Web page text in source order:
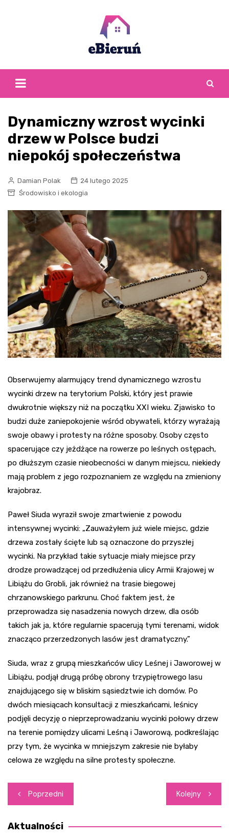
Dynamiczny wzrost wycinki
drzew w Polsce budzi
niepokój społeczeństwa
Damian Polak
24 lutego 2025
Środowisko i ekologia
Obserwujemy alarmujący trend dynamicznego wzrostu
wycinki drzew na terytorium Polski, który jest prawie
dwukrotnie większy niż na początku XXI wieku. Zjawisko to
budzi duże zaniepokojenie wśród obywateli, którzy wyrażają
swoje obawy i protesty na różne sposoby. Osoby często
spacerujące czy jeżdżące na rowerze po leśnych ostępach,
po dłuższym czasie nieobecności w danym miejscu, niekiedy
mają problem z jego rozpoznaniem ze względu na zmieniony
krajobraz.
Paweł Siuda wyraził swoje zmartwienie z powodu
intensywnej wycinki: „Zauważyłem już wiele miejsc, gdzie
drzewa zostały ścięte lub są oznaczone do przyszłej
wycinki. Na przykład takie sytuacje miały miejsce przy
drodze prowadzącej od przedłużenia ulicy Armii Krajowej w
Libiążu do Grobli, jak również na trasie biegowej
chrzanowskiego parkrunu. Choć faktem jest, że
przeprowadza się nasadzenia nowych drzew, dla osób
takich jak ja, które regularnie spacerują tymi terenami, widok
znacząco przerzedzonych lasów jest dramatyczny.”
Siuda, wraz z grupą mieszkańców ulicy Leśnej i Jaworowej w
Libiążu, podjął drugą próbę obrony trzypiętrowego lasu
znajdującego się w bliskim sąsiedztwie ich domów. Po
dwóch miesiącach konsultacji z mieszkańcami, leśnicy
podjęli decyzję o nieprzeprowadzaniu wycinki połowy drzew
na terenie pomiędzy ulicami Leśną i Jaworową, podkreślając
przy tym, że wycinka w mniejszym zakresie nie byłaby
celowa ze względu na silne protesty społeczne.
Nawigacja
wpisu
Poprzedni Kolejny
Aktualności